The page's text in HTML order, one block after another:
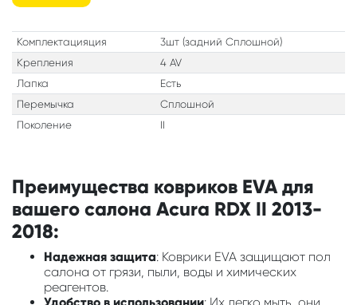
Комплектацияция
3шт (задний Сплошной)
Крепления
4 AV
Лапка
Есть
Перемычка
Сплошной
Поколение
II
Преимущества ковриков EVA для
вашего салона Acura RDX II 2013-
2018:
Надежная защита: Коврики EVA защищают пол
салона от грязи, пыли, воды и химических
реагентов.